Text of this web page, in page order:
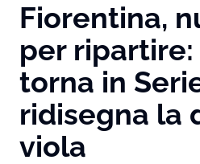
Fiorentina,
per ripartire:
torna in
ridisegna la
viola